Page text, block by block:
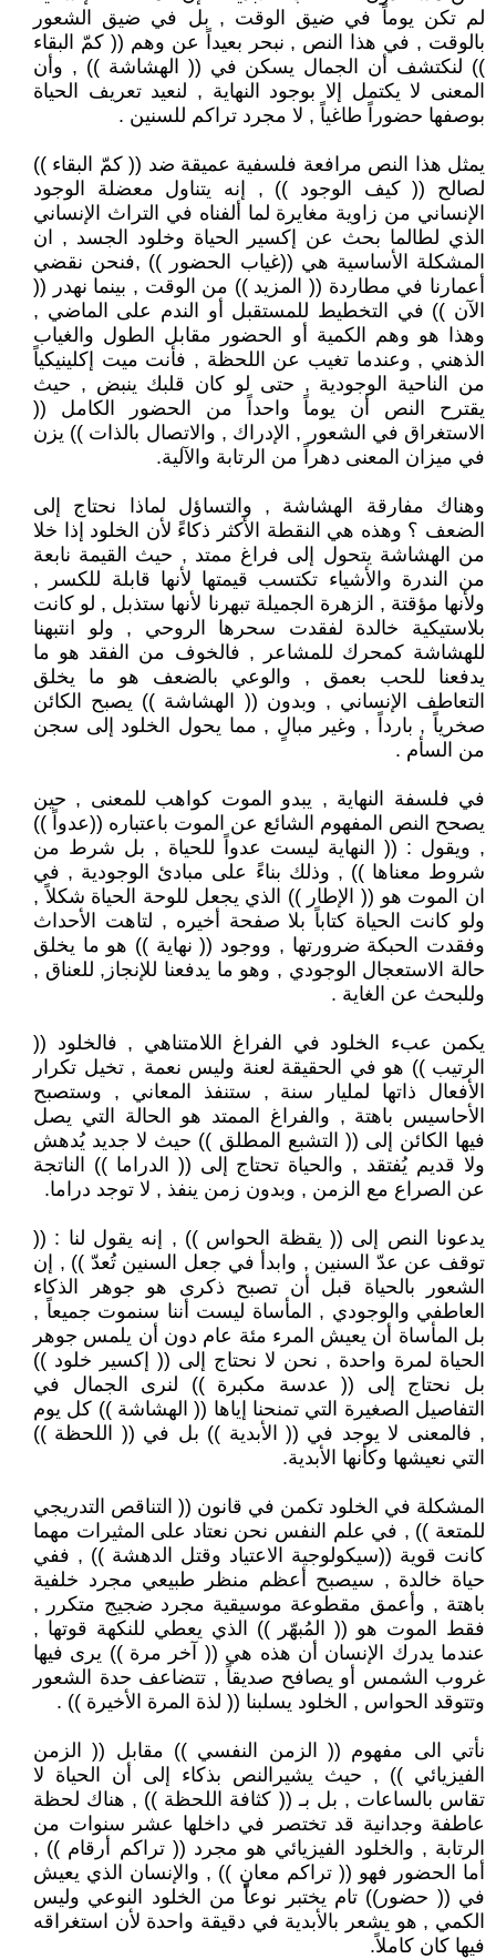
لم تكن يوماً في ضيق الوقت , بل في ضيق الشعور
بالوقت , في هذا النص , نبحر بعيداً عن وهم (( كمّ البقاء
)) لنكتشف أن الجمال يسكن في (( الهشاشة )) , وأن
المعنى لا يكتمل إلا بوجود النهاية , لنعيد تعريف الحياة
بوصفها حضوراً طاغياً , لا مجرد تراكم للسنين .
يمثل هذا النص مرافعة فلسفية عميقة ضد (( كمّ البقاء ))
لصالح (( كيف الوجود )) , إنه يتناول معضلة الوجود
الإنساني من زاوية مغايرة لما ألفناه في التراث الإنساني
الذي لطالما بحث عن إكسير الحياة وخلود الجسد , ان
المشكلة الأساسية هي ((غياب الحضور )) ,فنحن نقضي
أعمارنا في مطاردة (( المزيد )) من الوقت , بينما نهدر ((
الآن )) في التخطيط للمستقبل أو الندم على الماضي ,
وهذا هو وهم الكمية أو الحضور مقابل الطول والغياب
الذهني , وعندما تغيب عن اللحظة , فأنت ميت إكلينيكياً
من الناحية الوجودية , حتى لو كان قلبك ينبض , حيث
يقترح النص أن يوماً واحداً من الحضور الكامل ((
الاستغراق في الشعور , الإدراك , والاتصال بالذات )) يزن
في ميزان المعنى دهراً من الرتابة والآلية.
وهناك مفارقة الهشاشة , والتساؤل لماذا نحتاج إلى
الضعف ؟ وهذه هي النقطة الأكثر ذكاءً لأن الخلود إذا خلا
من الهشاشة يتحول إلى فراغ ممتد , حيث القيمة نابعة
من الندرة والأشياء تكتسب قيمتها لأنها قابلة للكسر ,
ولأنها مؤقتة , الزهرة الجميلة تبهرنا لأنها ستذبل , لو كانت
بلاستيكية خالدة لفقدت سحرها الروحي , ولو انتبهنا
للهشاشة كمحرك للمشاعر , فالخوف من الفقد هو ما
يدفعنا للحب بعمق , والوعي بالضعف هو ما يخلق
التعاطف الإنساني , وبدون (( الهشاشة )) يصبح الكائن
صخرياً , بارداً , وغير مبالٍ , مما يحول الخلود إلى سجن
من السأم .
في فلسفة النهاية , يبدو الموت كواهب للمعنى , حين
يصحح النص المفهوم الشائع عن الموت باعتباره ((عدواً ))
, ويقول : (( النهاية ليست عدواً للحياة , بل شرط من
شروط معناها )) , وذلك بناءً على مبادئ الوجودية , في
ان الموت هو (( الإطار )) الذي يجعل للوحة الحياة شكلاً ,
ولو كانت الحياة كتاباً بلا صفحة أخيره , لتاهت الأحداث
وفقدت الحبكة ضرورتها , ووجود (( نهاية )) هو ما يخلق
حالة الاستعجال الوجودي , وهو ما يدفعنا للإنجاز, للعناق ,
وللبحث عن الغاية .
يكمن عبء الخلود في الفراغ اللامتناهي , فالخلود ((
الرتيب )) هو في الحقيقة لعنة وليس نعمة , تخيل تكرار
الأفعال ذاتها لمليار سنة , ستنفذ المعاني , وستصبح
الأحاسيس باهتة , والفراغ الممتد هو الحالة التي يصل
فيها الكائن إلى (( التشبع المطلق )) حيث لا جديد يُدهش
ولا قديم يُفتقد , والحياة تحتاج إلى (( الدراما )) الناتجة
عن الصراع مع الزمن , وبدون زمن ينفذ , لا توجد دراما.
يدعونا النص إلى (( يقظة الحواس )) , إنه يقول لنا : ((
توقف عن عدّ السنين , وابدأ في جعل السنين تُعدّ )) , إن
الشعور بالحياة قبل أن تصبح ذكرى هو جوهر الذكاء
العاطفي والوجودي , المأساة ليست أننا سنموت جميعاً ,
بل المأساة أن يعيش المرء مئة عام دون أن يلمس جوهر
الحياة لمرة واحدة , نحن لا نحتاج إلى (( إكسير خلود ))
بل نحتاج إلى (( عدسة مكبرة )) لنرى الجمال في
التفاصيل الصغيرة التي تمنحنا إياها (( الهشاشة )) كل يوم
, فالمعنى لا يوجد في (( الأبدية )) بل في (( اللحظة ))
التي نعيشها وكأنها الأبدية.
المشكلة في الخلود تكمن في قانون (( التناقص التدريجي
للمتعة )) , في علم النفس نحن نعتاد على المثيرات مهما
كانت قوية ((سيكولوجية الاعتياد وقتل الدهشة )) , ففي
حياة خالدة , سيصبح أعظم منظر طبيعي مجرد خلفية
باهتة , وأعمق مقطوعة موسيقية مجرد ضجيج متكرر ,
فقط الموت هو (( المُبهّر )) الذي يعطي للنكهة قوتها ,
عندما يدرك الإنسان أن هذه هي (( آخر مرة )) يرى فيها
غروب الشمس أو يصافح صديقاً , تتضاعف حدة الشعور
وتتوقد الحواس , الخلود يسلبنا (( لذة المرة الأخيرة )) .
نأتي الى مفهوم (( الزمن النفسي )) مقابل (( الزمن
الفيزيائي )) , حيث يشيرالنص بذكاء إلى أن الحياة لا
تقاس بالساعات , بل بـ (( كثافة اللحظة )) , هناك لحظة
عاطفة وجدانية قد تختصر في داخلها عشر سنوات من
الرتابة , والخلود الفيزيائي هو مجرد (( تراكم أرقام )) ,
أما الحضور فهو (( تراكم معانٍ )) , والإنسان الذي يعيش
في (( حضور)) تام يختبر نوعاً من الخلود النوعي وليس
الكمي , هو يشعر بالأبدية في دقيقة واحدة لأن استغراقه
فيها كان كاملاً.